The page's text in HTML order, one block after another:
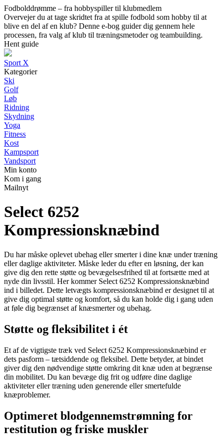
Fodbolddrømme – fra hobbyspiller til klubmedlem
Overvejer du at tage skridtet fra at spille fodbold som hobby til at
blive en del af en klub? Denne e-bog guider dig gennem hele
processen, fra valg af klub til træningsmetoder og teambuilding.
Hent guide
Sport X
Kategorier
Ski
Golf
Løb
Ridning
Skydning
Yoga
Fitness
Kost
Kampsport
Vandsport
Min konto
Kom i gang
Mailnyt
Select 6252
Kompressionsknæbind
Du har måske oplevet ubehag eller smerter i dine knæ under træning
eller daglige aktiviteter. Måske leder du efter en løsning, der kan
give dig den rette støtte og bevægelsesfrihed til at fortsætte med at
nyde din livsstil. Her kommer Select 6252 Kompressionsknæbind
ind i billedet. Dette letvægts kompressionsknæbind er designet til at
give dig optimal støtte og komfort, så du kan holde dig i gang uden
at føle dig begrænset af knæsmerter og ubehag.
Støtte og fleksibilitet i ét
Et af de vigtigste træk ved Select 6252 Kompressionsknæbind er
dets pasform – tætsiddende og fleksibel. Dette betyder, at bindet
giver dig den nødvendige støtte omkring dit knæ uden at begrænse
din mobilitet. Du kan bevæge dig frit og udføre dine daglige
aktiviteter eller træning uden generende eller smertefulde
knæproblemer.
Optimeret blodgennemstrømning for
restitution og friske muskler